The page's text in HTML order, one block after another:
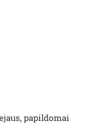
papildomai